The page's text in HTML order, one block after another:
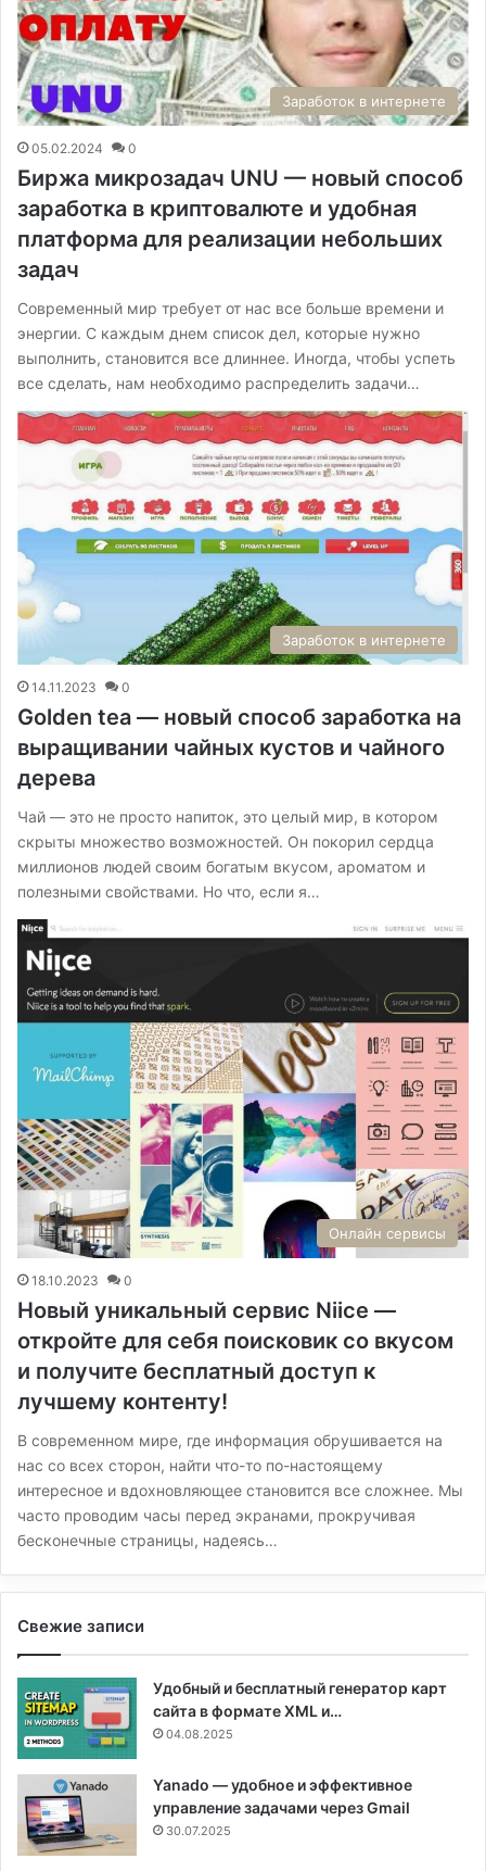
Заработок в интернете
05.02.2024 0
Биржа микрозадач UNU — новый способ
заработка в криптовалюте и удобная
платформа для реализации небольших
задач
Современный мир требует от нас все больше времени и
энергии. С каждым днем список дел, которые нужно
выполнить, становится все длиннее. Иногда, чтобы успеть
все сделать, нам необходимо распределить задачи…
Заработок в интернете
14.11.2023 0
Golden tea — новый способ заработка на
выращивании чайных кустов и чайного
дерева
Чай — это не просто напиток, это целый мир, в котором
скрыты множество возможностей. Он покорил сердца
миллионов людей своим богатым вкусом, ароматом и
полезными свойствами. Но что, если я…
Онлайн сервисы
18.10.2023 0
Новый уникальный сервис Niice —
откройте для себя поисковик со вкусом
и получите бесплатный доступ к
лучшему контенту!
В современном мире, где информация обрушивается на
нас со всех сторон, найти что-то по-настоящему
интересное и вдохновляющее становится все сложнее. Мы
часто проводим часы перед экранами, прокручивая
бесконечные страницы, надеясь…
Свежие записи
Удобный и бесплатный генератор карт
сайта в формате XML и…
04.08.2025
Yanado — удобное и эффективное
управление задачами через Gmail
30.07.2025